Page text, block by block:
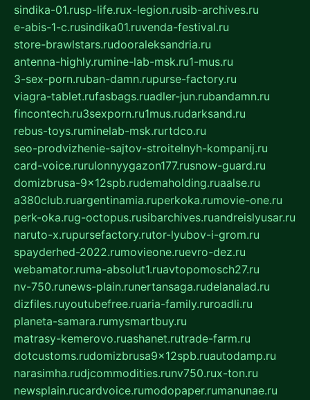
sindika-01.rusp-life.rux-legion.rusib-archives.ru
e-abis-1-c.rusindika01.ruvenda-festival.ru
store-brawlstars.rudooraleksandria.ru
antenna-highly.rumine-lab-msk.ru1-mus.ru
3-sex-porn.ruban-damn.rupurse-factory.ru
viagra-tablet.rufasbags.ruadler-jun.rubandamn.ru
fincontech.ru3sexporn.ru1mus.rudarksand.ru
rebus-toys.ruminelab-msk.rurtdco.ru
seo-prodvizhenie-sajtov-stroitelnyh-kompanij.ru
card-voice.rurulonnyygazon177.rusnow-guard.ru
domizbrusa-9x12spb.rudemaholding.ruaalse.ru
a380club.ruargentinamia.ruperkoka.rumovie-one.ru
perk-oka.rug-octopus.rusibarchives.ruandreislyusar.ru
naruto-x.rupursefactory.rutor-lyubov-i-grom.ru
spayderhed-2022.rumovieone.ruevro-dez.ru
webamator.ruma-absolut1.ruavtopomosch27.ru
nv-750.runews-plain.runertansaga.rudelanalad.ru
dizfiles.ruyoutubefree.ruaria-family.ruroadli.ru
planeta-samara.rumysmartbuy.ru
matrasy-kemerovo.ruashanet.rutrade-farm.ru
dotcustoms.rudomizbrusa9x12spb.ruautodamp.ru
narasimha.rudjcommodities.runv750.rux-ton.ru
newsplain.rucardvoice.rumodopaper.rumanunae.ru